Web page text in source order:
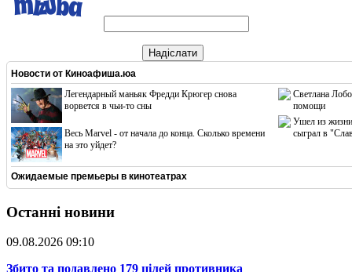
Надіслати
Новости от Киноафиша.юа
Легендарный маньяк Фредди Крюгер снова
ворвется в чьи-то сны
Весь Marvel - от начала до конца. Сколько времени
на это уйдет?
Светлана
помощи
Ушел из жизни
сыграл в
Ожидаемые премьеры в кинотеатрах
Останні новини
09.08.2026 09:10
​Збито та подавлено 179 цілей противника